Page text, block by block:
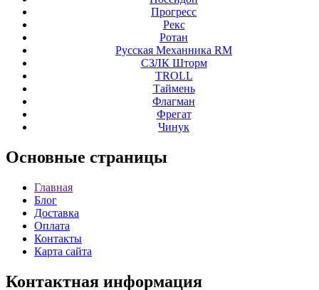
Прогресс
Рекс
Ротан
Русская Механника RM
СЗЛК Шторм
ТROLL
Таймень
Флагман
Фрегат
Чинук
Основные страницы
Главная
Блог
Доставка
Оплата
Контакты
Карта сайта
Контактная информация